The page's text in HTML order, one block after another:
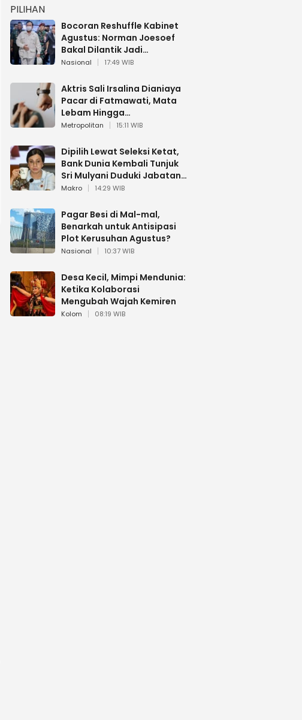
PILIHAN
Bocoran Reshuffle Kabinet
Agustus: Norman Joesoef
Bakal Dilantik Jadi
Wamenhan RI
Nasional 17:49 WIB
Aktris Sali Irsalina Dianiaya
Pacar di Fatmawati, Mata
Lebam Hingga
Diselamatkan Polantas
Metropolitan 15:11 WIB
Dipilih Lewat Seleksi Ketat,
Bank Dunia Kembali Tunjuk
Sri Mulyani Duduki Jabatan
Strategis
Makro 14:29 WIB
Pagar Besi di Mal-mal,
Benarkah untuk Antisipasi
Plot Kerusuhan Agustus?
Nasional 10:37 WIB
Desa Kecil, Mimpi Mendunia:
Ketika Kolaborasi
Mengubah Wajah Kemiren
Kolom 08:19 WIB